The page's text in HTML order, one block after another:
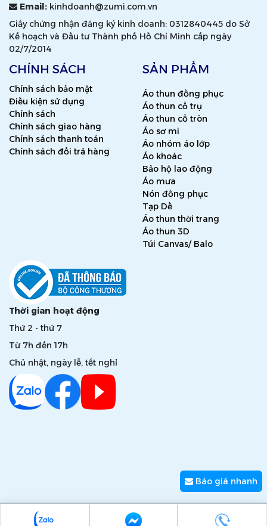
Email: kinhdoanh@zumi.com.vn
Giấy chứng nhận đăng ký kinh doanh: 0312840445 do Sở
Kế hoạch và Đầu tư Thành phố Hồ Chí Minh cấp ngày
02/7/2014
CHÍNH SÁCH
Chính sách bảo mật
Điều kiện sử dụng
Chính sách
Chính sách giao hàng
Chính sách thanh toán
Chính sách đổi trả hàng
SẢN PHẨM
Áo thun đồng phục
Áo thun cổ trụ
Áo thun cổ tròn
Áo sơ mi
Áo nhóm áo lớp
Áo khoác
Bảo hộ lao động
Áo mưa
Nón đồng phục
Tạp Dề
Áo thun thời trang
Áo thun 3D
Túi Canvas/ Balo
Thời gian hoạt động
Thứ 2 - thứ 7
Từ 7h đến 17h
Chủ nhật, ngày lễ, tết nghỉ
Copyright © 2026 zumi.com.vn - Giải pháp nâng tầm giá trị
Báo giá nhanh